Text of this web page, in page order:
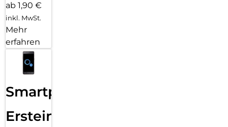
ab 1,90 €
inkl. MwSt.
Mehr
erfahren
Smartphone
Ersteinrichtung